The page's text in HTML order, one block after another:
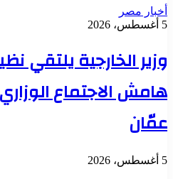
أخبار مصر
5 أغسطس، 2026
وزير الخارجية يلتقي
هامش الاجتماع
عمّان
5 أغسطس، 2026